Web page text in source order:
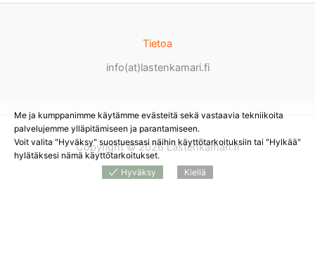
Tietoa
info(at)lastenkamari.fi
Copyright © 2026 Lastenkamari.fi
Me ja kumppanimme käytämme evästeitä sekä vastaavia tekniikoita
palvelujemme ylläpitämiseen ja parantamiseen.
Voit valita "Hyväksy" suostuessasi näihin käyttötarkoituksiin tai "Hylkää"
hylätäksesi nämä käyttötarkoitukset.
Hyväksy
Kiellä